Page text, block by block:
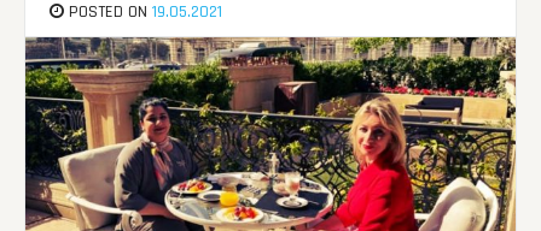
POSTED ON19.05.2021